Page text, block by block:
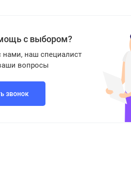
с выбором?
нами, наш специалист
вопросы
звонок